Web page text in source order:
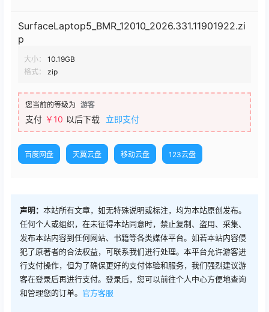
SurfaceLaptop5_BMR_12010_2026.331.11901922.zi
p
大小：
10.19GB
格式：
zip
您当前的等级为 游客
支付 ￥10 以后下载 立即支付
百度网盘 天翼云盘 移动云盘 123云盘
声明： 本站所有文章，如无特殊说明或标注，均为本站原创发布。
任何个人或组织，在未征得本站同意时，禁止复制、盗用、采集、
发布本站内容到任何网站、书籍等各类媒体平台。如若本站内容侵
犯了原著者的合法权益，可联系我们进行处理。本平台允许游客进
行支付操作，但为了确保更好的支付体验和服务，我们强烈建议游
客在登录后再进行支付。登录后，您可以前往个人中心方便地查询
和管理您的订单。 官方客服